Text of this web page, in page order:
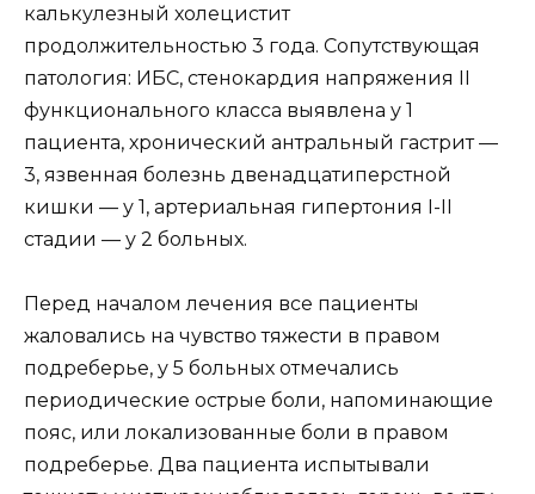
калькулезный холецистит
продолжительностью 3 года. Сопутствующая
патология: ИБС, стенокардия напряжения II
функционального класса выявлена у 1
пациента, хронический антральный гастрит —
3, язвенная болезнь двенадцатиперстной
кишки — у 1, артериальная гипертония I-II
стадии — у 2 больных.
Перед началом лечения все пациенты
жаловались на чувство тяжести в правом
подреберье, у 5 больных отмечались
периодические острые боли, напоминающие
пояс, или локализованные боли в правом
подреберье. Два пациента испытывали